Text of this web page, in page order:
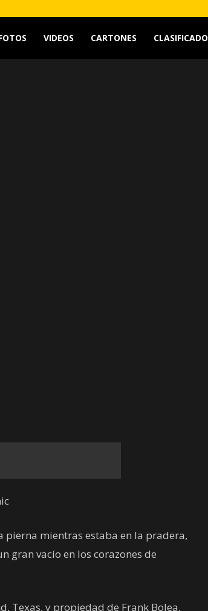
VIDEOS CARTONES CLASIFICADO
pierna mientras estaba en la pradera,
gran vacío en los corazones de
Texas, y propiedad de Frank Bolea,